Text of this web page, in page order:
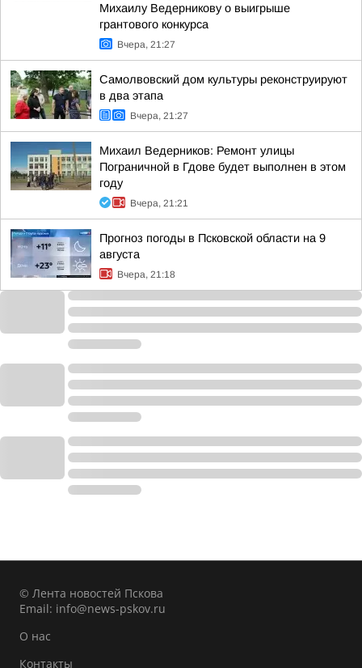
Михаилу Ведерникову о выигрыше
грантового конкурса
Вчера, 21:27
Самолвовский дом культуры реконструируют
в два этапа
Вчера, 21:27
Михаил Ведерников: Ремонт улицы
Пограничной в Гдове будет выполнен в этом
году
Вчера, 21:21
Прогноз погоды в Псковской области на 9
августа
Вчера, 21:18
© Лента новостей Пскова
Email: info@news-pskov.ru
О нас
Контакты